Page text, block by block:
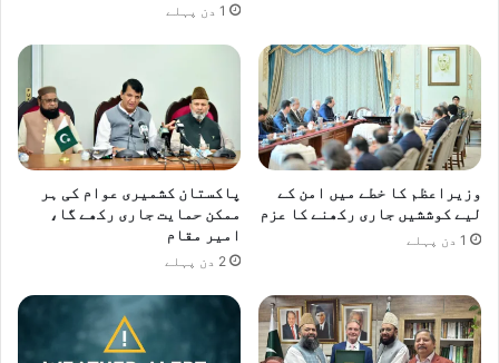
1 دن پہلے
وزیراعظم کا خطے میں امن کے
لیے کوششیں جاری رکھنے کا عزم
1 دن پہلے
پاکستان کشمیری عوام کی ہر
ممکن حمایت جاری رکھے گا،
امیر مقام
2 دن پہلے